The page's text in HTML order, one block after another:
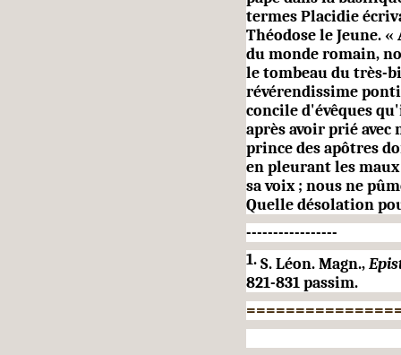
termes Placidie
Théodose le Jeune.
du monde romain,
le tombeau du très-
révérendissime
concile d'évêques
après avoir prié avec
prince des apôtres
en pleurant les
sa voix ; nous ne
Quelle désolation
-----------------
1.S. Léon. Magn.,
821-831passim.